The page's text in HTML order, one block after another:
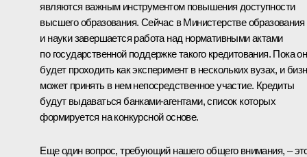
являются важным инструментом повышения доступности
высшего образования. Сейчас в Министерстве образования
и науки завершается работа над нормативными актами
по государственной поддержке такого кредитования. Пока
будет проходить как эксперимент в нескольких вузах, и
может принять в нем непосредственное участие. Кредиты
будут выдаваться банками-агентами, список которых
формируется на конкурсной основе.
Еще один вопрос, требующий нашего общего внимания, –